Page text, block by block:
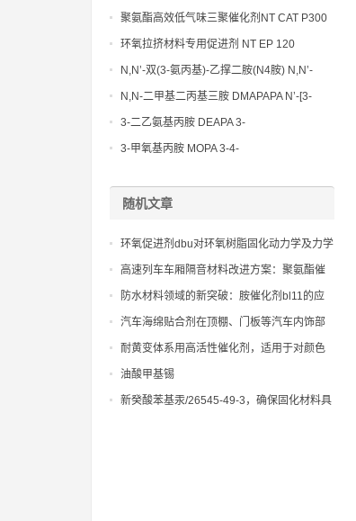
催化剂
聚氨酯高效低气味三聚催化剂NT CAT P300
环氧拉挤材料专用促进剂 NT EP 120
N,N’-双(3-氨丙基)-乙撑二胺(N4胺) N,N’-
Bis(3-aminopropyl)-ethylenediamine CAS
No10563-26-5
N,N-二甲基二丙基三胺 DMAPAPA N’-[3-
(dimethylamino)propyllpropane-1,3-
diamine CAS No10563-29-8
3-二乙氨基丙胺 DEAPA 3-
(Diethylamino)propylamine CAS No 104-
3-甲氧基丙胺 MOPA 3-4-
随机文章
环氧促进剂dbu对环氧树脂固化动力学及力学
性能的影响研究
高速列车车厢隔音材料改进方案：聚氨酯催
化剂 异辛酸锌的角色
防水材料领域的新突破：胺催化剂bl11的应
用前景
汽车海绵贴合剂在顶棚、门板等汽车内饰部
件中的应用，实现轻量化与安全性能兼顾。
耐黄变体系用高活性催化剂，适用于对颜色
要求高的涂料和弹性体
油酸甲基锡
新癸酸苯基汞/26545-49-3，确保固化材料具